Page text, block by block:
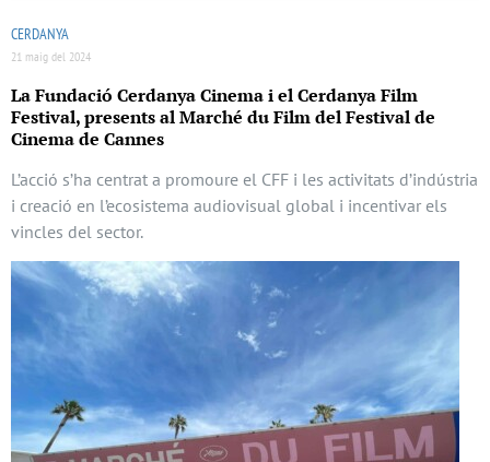
CERDANYA
21 maig del 2024
La Fundació Cerdanya Cinema i el Cerdanya Film
Festival, presents al Marché du Film del Festival de
Cinema de Cannes
L’acció s’ha centrat a promoure el CFF i les activitats d’indústria
i creació en l’ecosistema audiovisual global i incentivar els
vincles del sector.